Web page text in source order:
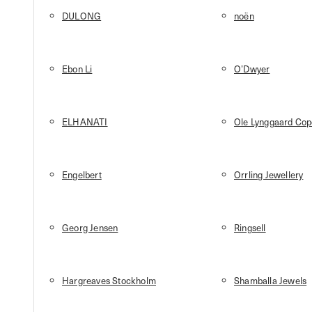
DULONG
Ebon Li
ELHANATI
Engelbert
Georg Jensen
Hargreaves Stockholm
noën
O’Dwyer
Ole Lynggaard
Orrling Jewellery
Ringsell
Shamballa Jewels